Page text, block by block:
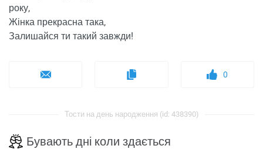
року,
Жінка прекрасна така,
Залишайся ти такий завжди!
0
Тости на день народження (id: 438390)
Бувають дні коли здається